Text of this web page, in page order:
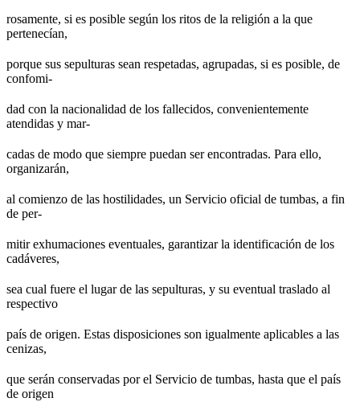
rosamente, si es posible según los ritos de la religión a la que
pertenecían,
porque sus sepulturas sean respetadas, agrupadas, si es posible, de
confomi-
dad con la nacionalidad de los fallecidos, convenientemente
atendidas y mar-
cadas de modo que siempre puedan ser encontradas. Para ello,
organizarán,
al comienzo de las hostilidades, un Servicio oficial de tumbas, a fin
de per-
mitir exhumaciones eventuales, garantizar la identificación de los
cadáveres,
sea cual fuere el lugar de las sepulturas, y su eventual traslado al
respectivo
país de origen. Estas disposiciones son igualmente aplicables a las
cenizas,
que serán conservadas por el Servicio de tumbas, hasta que el país
de origen